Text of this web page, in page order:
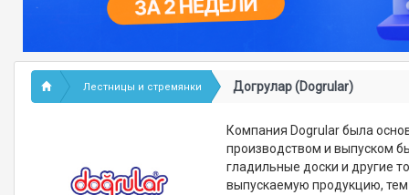
Лестницы и стремянки Догрулар (Dogrular)
Компания Dogrular была
производством и выпуском
гладильные доски и другие
выпускаемую продукцию,